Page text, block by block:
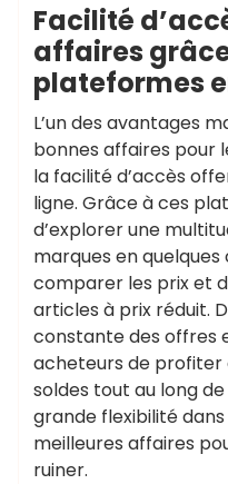
Facilité
affaires
plateformes
L’un des avantages
bonnes affaires pour
la facilité d’accès
ligne. Grâce à ces
d’explorer une
marques en
comparer les prix et
articles à prix réduit.
constante des offres
acheteurs de profiter
soldes tout au long
grande flexibilité
meilleures affaires
ruiner.